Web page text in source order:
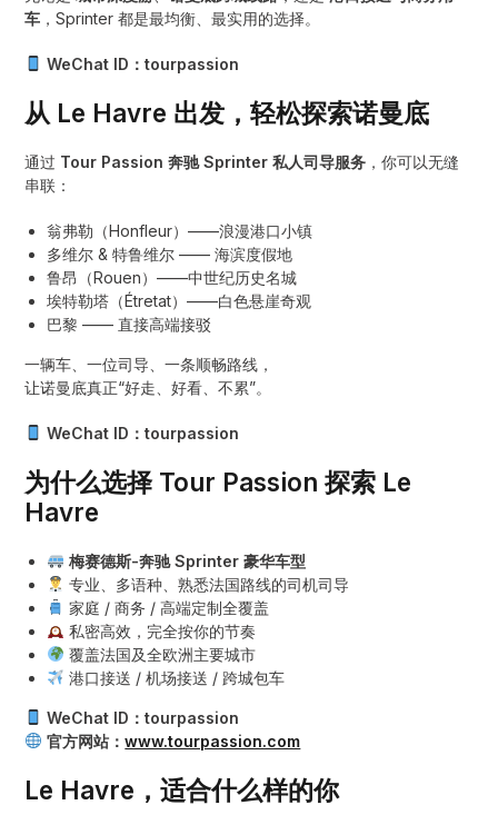
车 ，Sprinter 都是最均衡、最实用的选择。
WeChat ID：tourpassion
从 Le Havre 出发，轻松探索诺曼底
通过 Tour Passion 奔驰 Sprinter 私人司导服务 ，你可以无缝
串联：
翁弗勒（Honfleur）——浪漫港口小镇
多维尔 & 特鲁维尔 —— 海滨度假地
鲁昂（Rouen）——中世纪历史名城
埃特勒塔（Étretat）——白色悬崖奇观
巴黎 —— 直接高端接驳
一辆车、一位司导、一条顺畅路线，
让诺曼底真正“好走、好看、不累”。
WeChat ID：tourpassion
为什么选择 Tour Passion 探索 Le
Havre
梅赛德斯-奔驰 Sprinter 豪华车型
专业、多语种、熟悉法国路线的司机司导
家庭 / 商务 / 高端定制全覆盖
私密高效，完全按你的节奏
覆盖法国及全欧洲主要城市
港口接送 / 机场接送 / 跨城包车
WeChat ID：tourpassion
官方网站：www.tourpassion.com
Le Havre，适合什么样的你